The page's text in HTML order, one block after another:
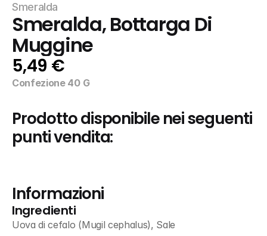
Smeralda
Smeralda, Bottarga Di
Muggine
5,49 €
Confezione 40 G
Prodotto disponibile nei seguenti
punti vendita:
Informazioni
Ingredienti
Uova di cefalo (Mugil cephalus), Sale